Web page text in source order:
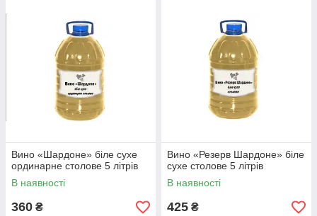
Вино «Шардоне» біле сухе
ординарне столове 5 літрів
В наявності
360 ₴
Вино «Резерв Шардоне» біле
сухе столове 5 літрів
В наявності
425 ₴